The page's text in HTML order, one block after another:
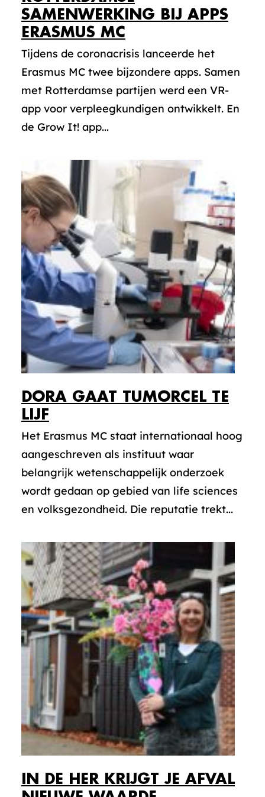
SAMENWERKING BIJ APPS
ERASMUS MC
Tijdens de coronacrisis lanceerde het
Erasmus MC twee bijzondere apps. Samen
met Rotterdamse partijen werd een VR-
app voor verpleegkundigen ontwikkelt. En
de Grow It! app...
DORA GAAT TUMORCEL TE
LIJF
Het Erasmus MC staat internationaal hoog
aangeschreven als instituut waar
belangrijk wetenschappelijk onderzoek
wordt gedaan op gebied van life sciences
en volksgezondheid. Die reputatie trekt...
IN DE HER KRIJGT JE AFVAL